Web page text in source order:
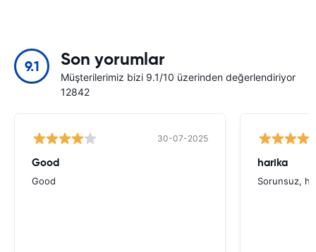
9.1 Son yorumlar
Müşterilerimiz bizi 9.1/10 üzerinden değerlendiriyor
12842
30-07-2025
Good
Good
harika
Sorunsuz,